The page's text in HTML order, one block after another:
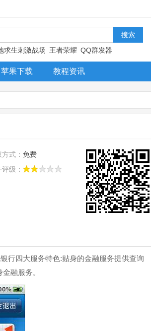
求生刺激战场 王者荣耀 QQ群发器
苹果下载 教程资讯
方式：免费
评级：
行四大服务特色:贴身的金融服务提供查询
融服务。